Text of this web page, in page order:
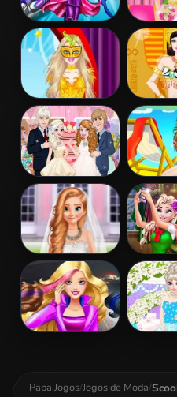
Barbara Spy
Squad Dress up
Barbie
Masquerade
Dress Up
Elsa And Anna
Wedding Party
Barbie
Frozen And
Ariel Wedding Elsa
Papa Jogos/Jogos de Moda/